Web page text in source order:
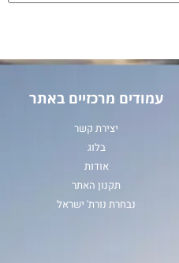
עמודים מרכזיים באתר
יצירת קשר
בלוג
אודות
תקנון האתר
נבחרת נורת' ישראל